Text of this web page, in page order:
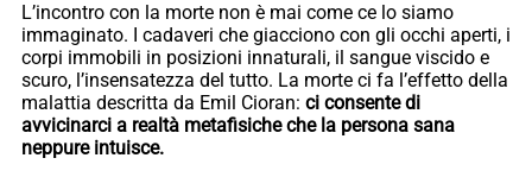
L’incontro con la morte non è mai come ce lo siamo
immaginato. I cadaveri che giacciono con gli occhi aperti, i
corpi immobili in posizioni innaturali, il sangue viscido e
scuro, l’insensatezza del tutto. La morte ci fa l’effetto della
malattia descritta da Emil Cioran: ci consente di
avvicinarci a realtà metafisiche che la persona sana
neppure intuisce.